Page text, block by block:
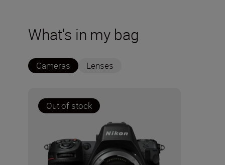
What's in my bag
Cameras Lenses
Out of stock